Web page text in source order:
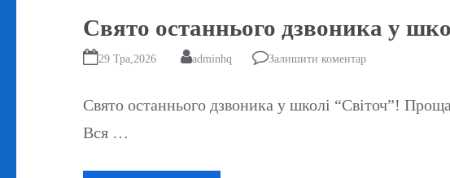
Свято останнього дзвоника у
29 Тра,2026 adminhq Залишити коментар
Свято останнього дзвоника у школі “Світоч”!
Вся …